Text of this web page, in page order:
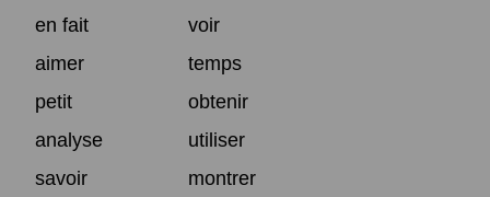
en fait
voir
aimer
temps
petit
obtenir
analyse
utiliser
savoir
montrer